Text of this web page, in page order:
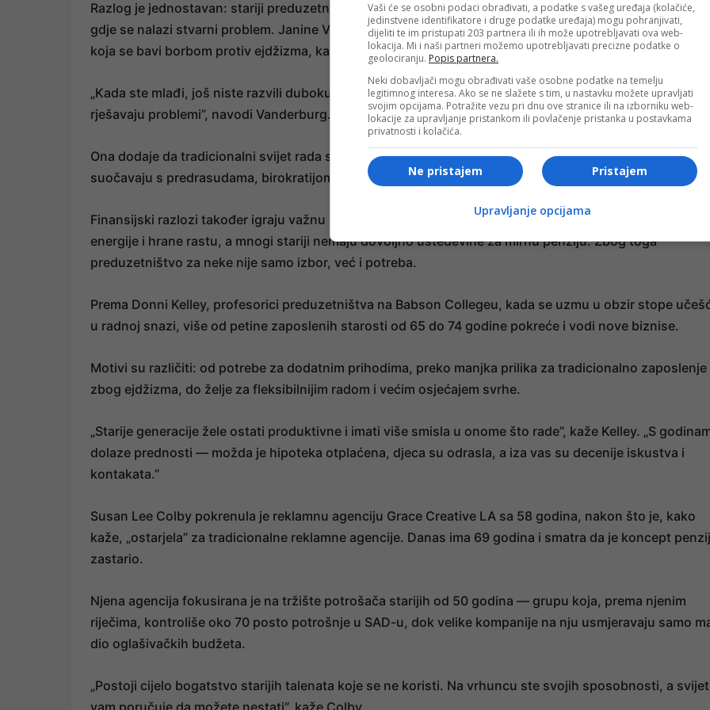
Razlog je jednostavan: stariji preduzetnici imaju iskustvo, kontakte i sposobnost da brže prepoznaju
gdje se nalazi stvarni problem. Janine Vanderburg, suosnivačica organizacije Changing the Narrative,
koja se bavi borbom protiv ejdžizma, kaže da je upravo mreža poznanstava često presudna.
„Kada ste mlađi, još niste razvili duboku mrežu kontakata. S godinama gradite uvid i znate kako se
rješavaju problemi”, navodi Vanderburg.
Ona dodaje da tradicionalni svijet rada sve manje odgovara mnogima, naročito starijim radnicima koji se
suočavaju s predrasudama, birokratijom i osjećajem da ih sistem prerano otpisuje.
Finansijski razlozi također igraju važnu ulogu. Ljudi žive duže, troškovi stanovanja, zdravstvene
energije i hrane rastu, a mnogi stariji nemaju dovoljno ušteđevine za mirnu penziju. Zbog toga
preduzetništvo za neke nije samo izbor, već i potreba.
Prema Donni Kelley, profesorici preduzetništva na Babson Collegeu, kada se uzmu u obzir stope
u radnoj snazi, više od petine zaposlenih starosti od 65 do 74 godine pokreće i vodi nove biznise.
Motivi su različiti: od potrebe za dodatnim prihodima, preko manjka prilika za tradicionalno zaposlenje
zbog ejdžizma, do želje za fleksibilnijim radom i većim osjećajem svrhe.
„Starije generacije žele ostati produktivne i imati više smisla u onome što rade”, kaže Kelley. „S
dolaze prednosti — možda je hipoteka otplaćena, djeca su odrasla, a iza vas su decenije iskustva i
kontakata.”
Susan Lee Colby pokrenula je reklamnu agenciju Grace Creative LA sa 58 godina, nakon što je, kako
kaže, „ostarjela” za tradicionalne reklamne agencije. Danas ima 69 godina i smatra da je koncept
zastario.
Njena agencija fokusirana je na tržište potrošača starijih od 50 godina — grupu koja, prema njenim
riječima, kontroliše oko 70 posto potrošnje u SAD-u, dok velike kompanije na nju usmjeravaju samo
dio oglašivačkih budžeta.
„Postoji cijelo bogatstvo starijih talenata koje se ne koristi. Na vrhuncu ste svojih sposobnosti, a svijet
Vaši će se osobni podaci obrađivati, a podatke s vašeg uređaja (kolačiće,
jedinstvene identifikatore i druge podatke uređaja) mogu pohranjivati,
dijeliti te im pristupati 203 partnera ili ih može upotrebljavati ova web-
lokacija. Mi i naši partneri možemo upotrebljavati precizne podatke o
geolociranju. Popis partnera.
Neki dobavljači mogu obrađivati vaše osobne podatke na temelju
legitimnog interesa. Ako se ne slažete s tim, u nastavku možete upravljati
svojim opcijama. Potražite vezu pri dnu ove stranice ili na izborniku web-
lokacije za upravljanje pristankom ili povlačenje pristanka u postavkama
privatnosti i kolačića.
Pristajem
Ne pristajem
Upravljanje opcijama